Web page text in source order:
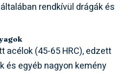
rendkívül drágák és
acélok (45-65 HRC), edzett
és egyéb nagyon kemény